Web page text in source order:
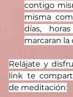
contigo
misma
días,
marcaran la
Relájate y
link te
de meditación: